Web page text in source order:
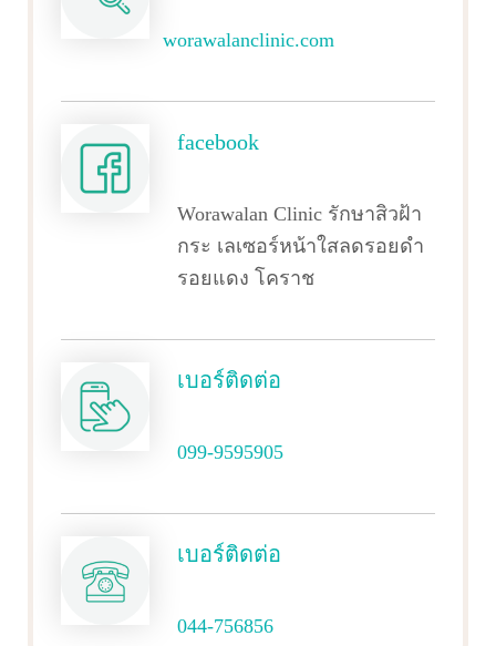
worawalanclinic.com
facebook
Worawalan Clinic รักษาสิวฝ้า
กระ เลเซอร์หน้าใสลดรอยดำ
รอยแดง โคราช
เบอร์ติดต่อ
099-9595905
เบอร์ติดต่อ
044-756856